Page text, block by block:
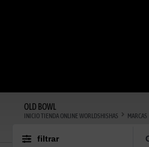
OLD BOWL
INICIO TIENDA ONLINE WORLDSHISHAS MARCAS
filtrar